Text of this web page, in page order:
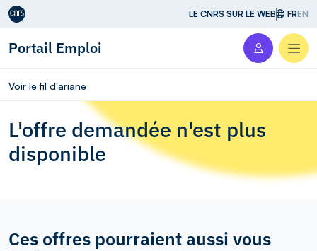
Aller au contenu LE CNRS SUR LE WEB FREN
Portail Emploi
Voir le fil d'ariane
L'offre demandée n'est plus
disponible
Ces offres pourraient aussi vous